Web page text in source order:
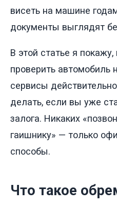
висеть на машине
документы выглядят
В этой статье я
проверить автомобиль
сервисы
делать, если вы уже
залога. Никаких
гаишнику» — только
способы.
Что такое